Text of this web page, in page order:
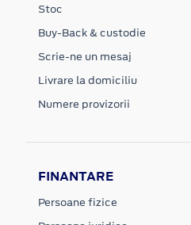
Stoc
Buy-Back & custodie
Scrie-ne un mesaj
Livrare la domiciliu
Numere provizorii
FINANTARE
Persoane fizice